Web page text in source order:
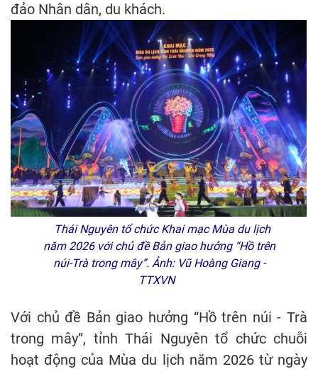
đảo Nhân dân, du khách.
Thái Nguyên tổ chức Khai mạc Mùa du lịch
năm 2026 với chủ đề Bản giao hưởng “Hồ trên
núi-Trà trong mây”. Ảnh: Vũ Hoàng Giang -
TTXVN
Với chủ đề Bản giao hưởng “Hồ trên núi - Trà
trong mây”, tỉnh Thái Nguyên tổ chức chuỗi
hoạt động của Mùa du lịch năm 2026 từ ngày